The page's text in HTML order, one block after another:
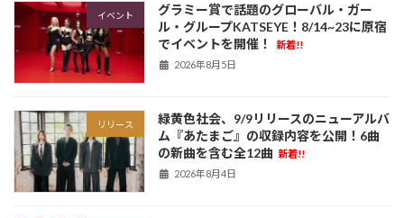
イベント
グラミー賞で話題のグローバル・ガー
ル・グループKATSEYE！8/14~23に原宿
でイベントを開催！
新着!!
2026年8月5日
リリース
緑黄色社会、9/9リリースのニューアルバ
ム『あたまご』の収録内容を公開！6曲
の新曲を含む全12曲 新着!!
2026年8月4日